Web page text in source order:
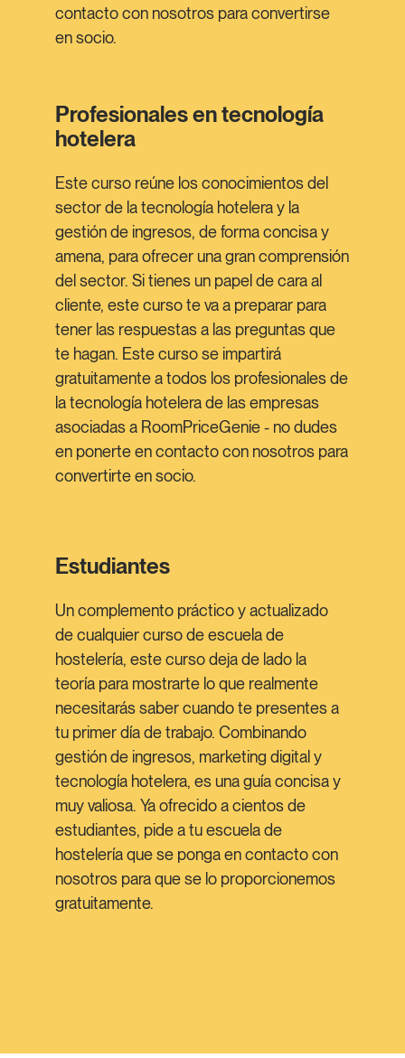
contacto con nosotros para convertirse
en socio.
Profesionales en tecnología
hotelera
Este curso reúne los conocimientos del
sector de la tecnología hotelera y la
gestión de ingresos, de forma concisa y
amena, para ofrecer una gran comprensión
del sector. Si tienes un papel de cara al
cliente, este curso te va a preparar para
tener las respuestas a las preguntas que
te hagan. Este curso se impartirá
gratuitamente a todos los profesionales de
la tecnología hotelera de las empresas
asociadas a RoomPriceGenie - no dudes
en ponerte en contacto con nosotros para
convertirte en socio.
Estudiantes
Un complemento práctico y actualizado
de cualquier curso de escuela de
hostelería, este curso deja de lado la
teoría para mostrarte lo que realmente
necesitarás saber cuando te presentes a
tu primer día de trabajo. Combinando
gestión de ingresos, marketing digital y
tecnología hotelera, es una guía concisa y
muy valiosa. Ya ofrecido a cientos de
estudiantes, pide a tu escuela de
hostelería que se ponga en contacto con
nosotros para que se lo proporcionemos
gratuitamente.